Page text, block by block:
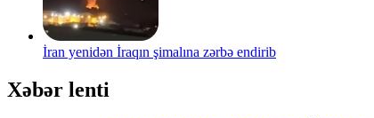
İran yenidən İraqın şimalına zərbə endirib
Xəbər lenti